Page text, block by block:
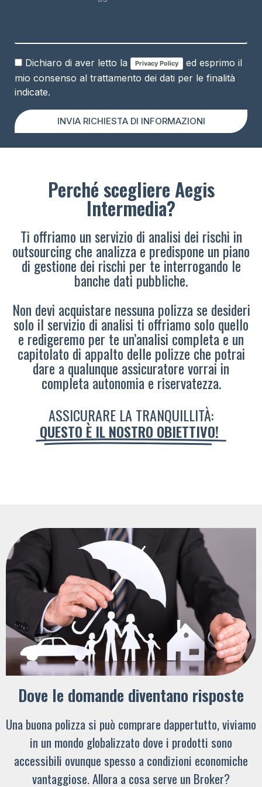
Dichiaro di aver letto la Privacy Policy
ed esprimo il
mio consenso al trattamento dei dati per le finalità
indicate.
INVIA RICHIESTA DI INFORMAZIONI
Perché scegliere Aegis
Intermedia?
Ti offriamo un servizio di analisi dei rischi in
outsourcing che analizza e predispone un piano
di gestione dei rischi per te interrogando le
banche dati pubbliche.
Non devi acquistare nessuna polizza se desideri
solo il servizio di analisi ti offriamo solo quello
e redigeremo per te un’analisi completa e un
capitolato di appalto delle polizze che potrai
dare a qualunque assicuratore vorrai in
completa autonomia e riservatezza.
ASSICURARE LA TRANQUILLITÀ:
QUESTO È IL NOSTRO OBIETTIVO!
Dove le domande diventano risposte
Una buona polizza si può comprare dappertutto, viviamo
in un mondo globalizzato dove i prodotti sono
accessibili ovunque spesso a condizioni economiche
vantaggiose. Allora a cosa serve un Broker?